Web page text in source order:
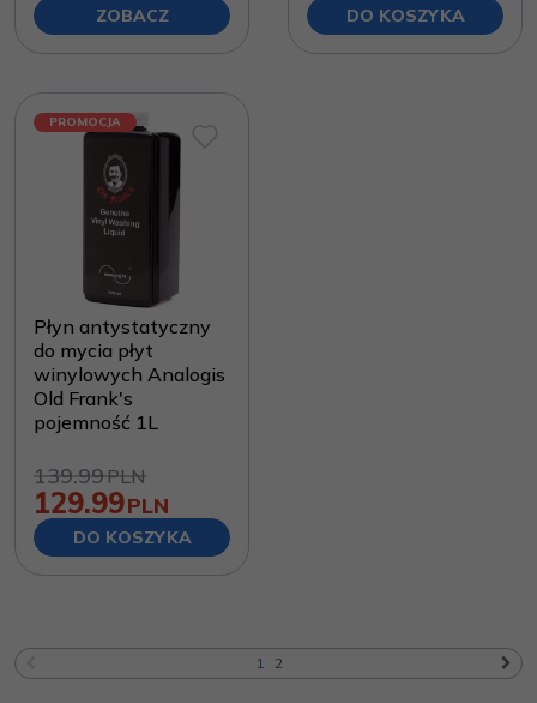
ZOBACZ DO KOSZYKA
PROMOCJA
Płyn antystatyczny
do mycia płyt
winylowych Analogis
Old Frank's
pojemność 1L
139.99PLN
129.99PLN
DO KOSZYKA
1 2